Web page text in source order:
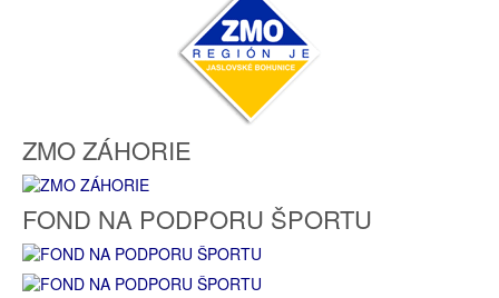
ZMO ZÁHORIE
FOND NA PODPORU ŠPORTU